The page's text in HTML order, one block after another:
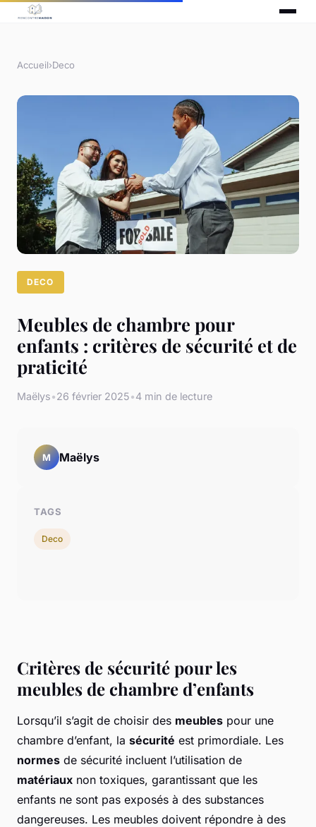
Accueil›Deco
DECO
Meubles de chambre pour
enfants : critères de sécurité et de
praticité
Maëlys•26 février 2025•4 min de lecture
Critères de sécurité pour les
meubles de chambre d’enfants
Lorsqu’il s’agit de choisir des meubles pour une
chambre d’enfant, la sécurité est primordiale. Les
normes de sécurité incluent l’utilisation de
matériaux non toxiques, garantissant que les
enfants ne sont pas exposés à des substances
dangereuses. Les meubles doivent répondre à des
M Maëlys
TAGS
Deco